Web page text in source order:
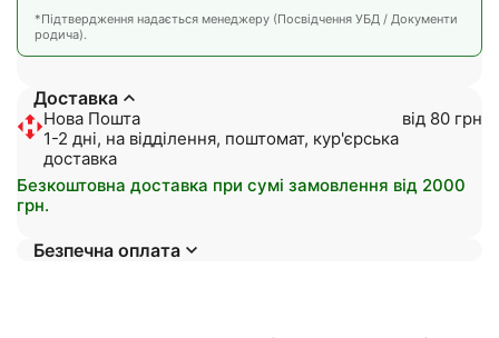
*Підтвердження надається менеджеру (Посвідчення УБД / Документи
родича).
Доставка
Нова Пошта
1-2 дні, на відділення, поштомат, кур'єрська
доставка
від 80 грн
Безкоштовна доставка при сумі замовлення від 2000
грн.
Безпечна оплата